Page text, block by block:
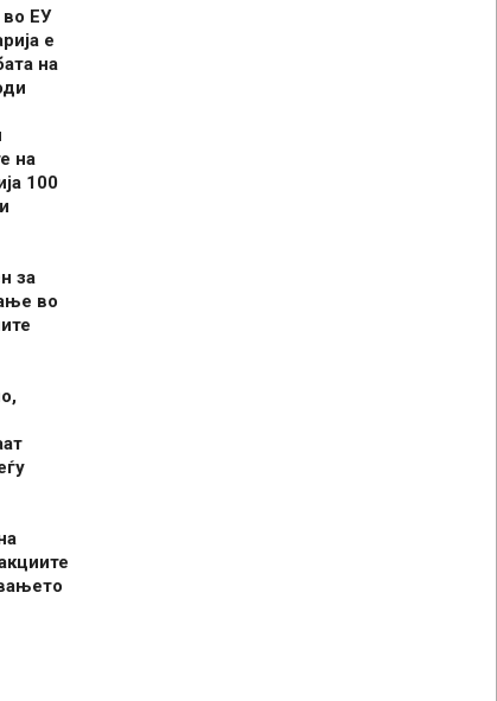
во ЕУ
е
на
на
100
за
во